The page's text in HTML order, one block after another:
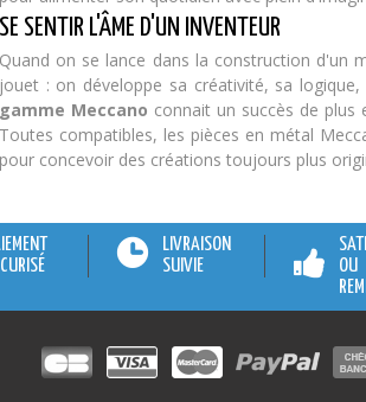
SE SENTIR L'ÂME D'UN INVENTEUR
Quand on se lance dans la construction d'un
jouet : on développe sa créativité, sa logique,
gamme Meccano connait un succès de plus
Toutes compatibles, les pièces en métal
pour concevoir des créations toujours plus
LIVRAISON
SUIVIE
OU